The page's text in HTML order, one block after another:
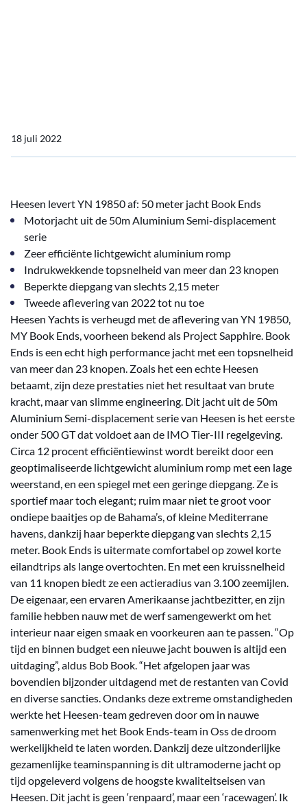
18 juli 2022
Heesen levert YN 19850 af: 50 meter jacht Book Ends
Motorjacht uit de 50m Aluminium Semi-displacement
serie
Zeer efficiënte lichtgewicht aluminium romp
Indrukwekkende topsnelheid van meer dan 23 knopen
Beperkte diepgang van slechts 2,15 meter
Tweede aflevering van 2022 tot nu toe
Heesen Yachts is verheugd met de aflevering van YN 19850,
MY Book Ends, voorheen bekend als Project Sapphire. Book
Ends is een echt high performance jacht met een topsnelheid
van meer dan 23 knopen. Zoals het een echte Heesen
betaamt, zijn deze prestaties niet het resultaat van brute
kracht, maar van slimme engineering. Dit jacht uit de 50m
Aluminium Semi-displacement serie van Heesen is het eerste
onder 500 GT dat voldoet aan de IMO Tier-III regelgeving.
Circa 12 procent efficiëntiewinst wordt bereikt door een
geoptimaliseerde lichtgewicht aluminium romp met een lage
weerstand, en een spiegel met een geringe diepgang. Ze is
sportief maar toch elegant; ruim maar niet te groot voor
ondiepe baaitjes op de Bahama’s, of kleine Mediterrane
havens, dankzij haar beperkte diepgang van slechts 2,15
meter. Book Ends is uitermate comfortabel op zowel korte
eilandtrips als lange overtochten. En met een kruissnelheid
van 11 knopen biedt ze een actieradius van 3.100 zeemijlen.
De eigenaar, een ervaren Amerikaanse jachtbezitter, en zijn
familie hebben nauw met de werf samengewerkt om het
interieur naar eigen smaak en voorkeuren aan te passen. “Op
tijd en binnen budget een nieuwe jacht bouwen is altijd een
uitdaging”, aldus Bob Book. “Het afgelopen jaar was
bovendien bijzonder uitdagend met de restanten van Covid
en diverse sancties. Ondanks deze extreme omstandigheden
werkte het Heesen-team gedreven door om in nauwe
samenwerking met het Book Ends-team in Oss de droom
werkelijkheid te laten worden. Dankzij deze uitzonderlijke
gezamenlijke teaminspanning is dit ultramoderne jacht op
tijd opgeleverd volgens de hoogste kwaliteitseisen van
Heesen. Dit jacht is geen ‘renpaard’, maar een ‘racewagen’. Ik